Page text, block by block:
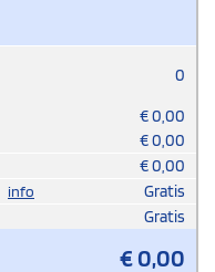
0
€0,00
€0,00
€0,00
info
Gratis
Gratis
€0,00